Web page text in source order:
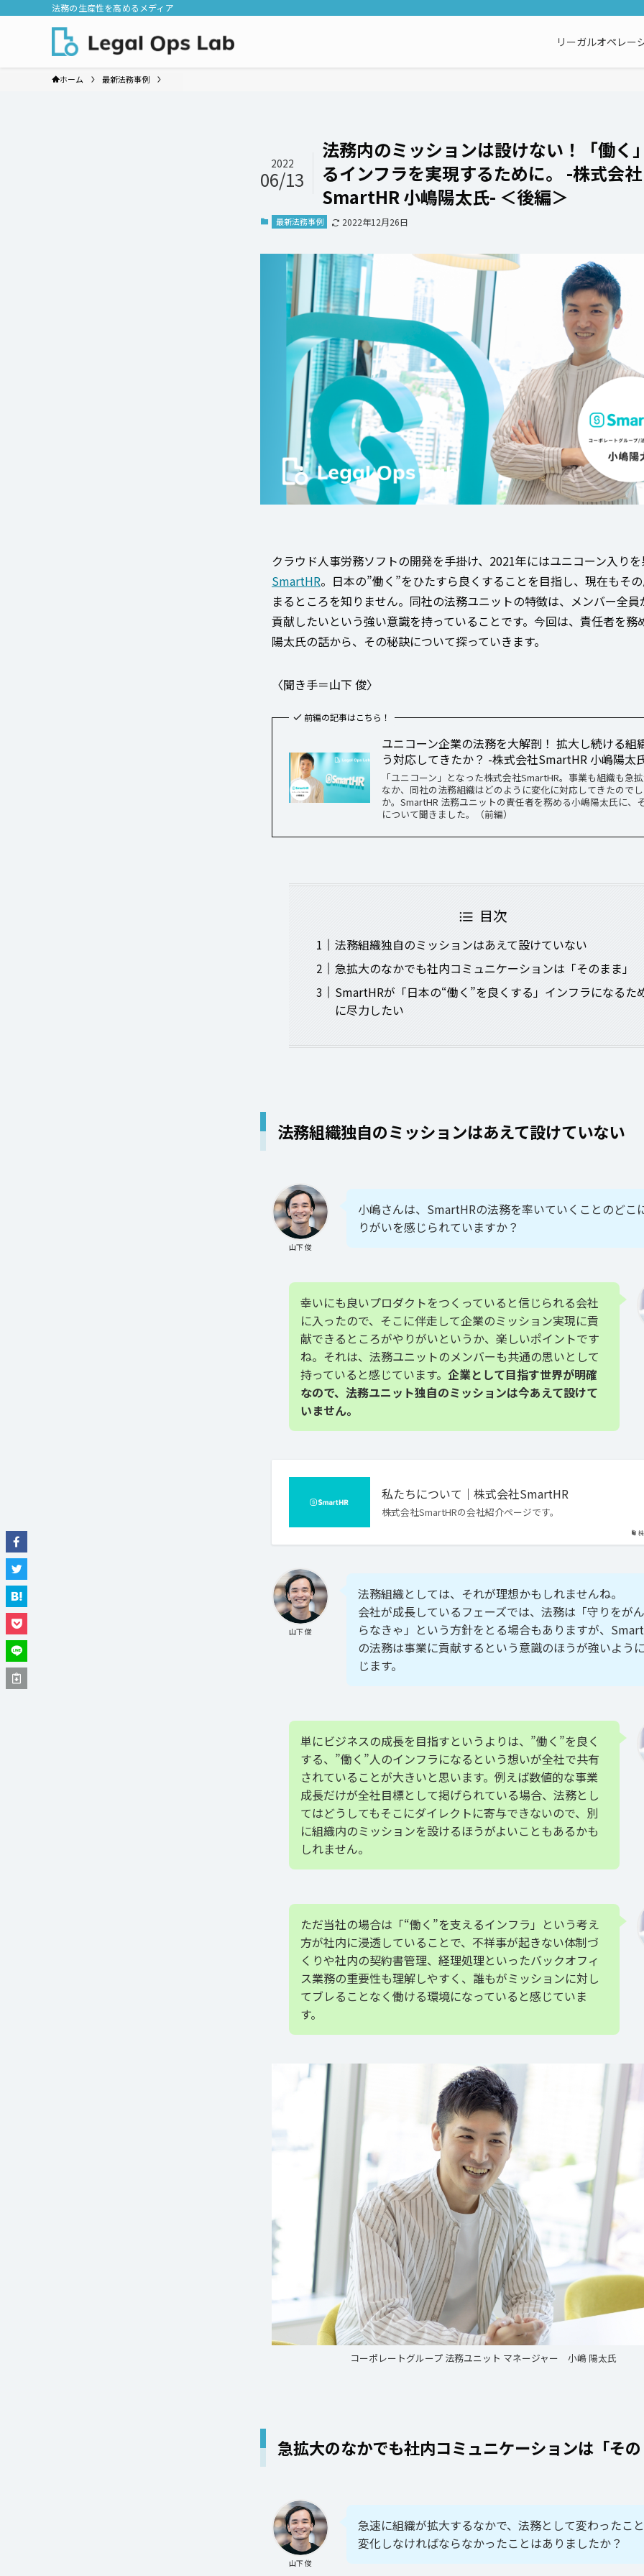
法務の生産性を高めるメディア
リーガルオペレー
ホーム 最新法務事例
法務内のミッションは設けない！「働く
るインフラを実現するために。 -株式会社
SmartHR 小嶋陽太氏- ＜後編＞
2022
06/13
最新法務事例 2022年12月26日
クラウド人事労務ソフトの開発を手掛け、2021年にはユニコーン入り
SmartHR。日本の”働く”をひたすら良くすることを目指し、現在もそ
まるところを知りません。同社の法務ユニットの特徴は、メンバー全員
貢献したいという強い意識を持っていることです。今回は、責任者を務
陽太氏の話から、その秘訣について探っていきます。
〈聞き手＝山下 俊〉
前編の記事はこちら！
ユニコーン企業の法務を大解剖！ 拡大し続ける組
う対応してきたか？ -株式会社SmartHR 小嶋陽
「ユニコーン」となった株式会社SmartHR。事業も組織も急
なか、同社の法務組織はどのように変化に対応してきたので
か。SmartHR 法務ユニットの責任者を務める小嶋陽太氏に、
について聞きました。（前編）
目次
法務組織独自のミッションはあえて設けていない
急拡大のなかでも社内コミュニケーションは「そのまま」
SmartHRが「日本の“働く”を良くする」インフラになるた
に尽力したい
法務組織独自のミッションはあえて設けていない
山下 俊
小嶋さんは、SmartHRの法務を率いていくことのどこ
りがいを感じられていますか？
幸いにも良いプロダクトをつくっていると信じられる会社
に入ったので、そこに伴走して企業のミッション実現に貢
献できるところがやりがいというか、楽しいポイントです
ね。それは、法務ユニットのメンバーも共通の思いとして
持っていると感じています。 企業として目指す世界が明確
なので、法務ユニット独自のミッションは今あえて設けて
いません。
私たちについて｜株式会社SmartHR
株式会社SmartHRの会社紹介ページです。
山下 俊
法務組織としては、それが理想かもしれませんね。
会社が成長しているフェーズでは、法務は「守りをが
らなきゃ」という方針をとる場合もありますが、
の法務は事業に貢献するという意識のほうが強いよう
じます。
単にビジネスの成長を目指すというよりは、”働く”を良く
する、”働く”人のインフラになるという想いが全社で共有
されていることが大きいと思います。例えば数値的な事業
成長だけが全社目標として掲げられている場合、法務とし
てはどうしてもそこにダイレクトに寄与できないので、別
に組織内のミッションを設けるほうがよいこともあるかも
しれません。
ただ当社の場合は「“働く”を支えるインフラ」という考え
方が社内に浸透していることで、不祥事が起きない体制づ
くりや社内の契約書管理、経理処理といったバックオフィ
ス業務の重要性も理解しやすく、誰もがミッションに対し
てブレることなく働ける環境になっていると感じていま
す。
コーポレートグループ 法務ユニット マネージャー 小嶋 陽太氏
急拡大のなかでも社内コミュニケーションは「そ
山下 俊
急速に組織が拡大するなかで、法務として変わったこ
変化しなければならなかったことはありましたか？